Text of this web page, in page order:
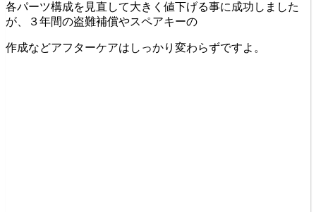
各パーツ構成を見直して大きく値下げる事に成功しました
が、３年間の盗難補償やスペアキーの
作成などアフターケアはしっかり変わらずですよ。